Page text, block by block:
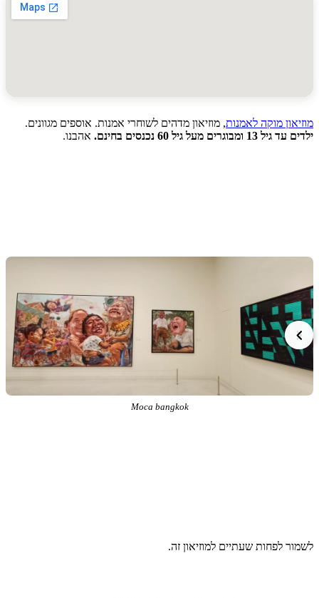
מוקה לאמנות, מוזיאון מדהים לשוחרי אמנות. אוספים מגוונים.
מעל גיל 60 נכנסים בחינם.
אהבנו.
Moca bangkok
לפחות שעתיים למוזיאון זה.